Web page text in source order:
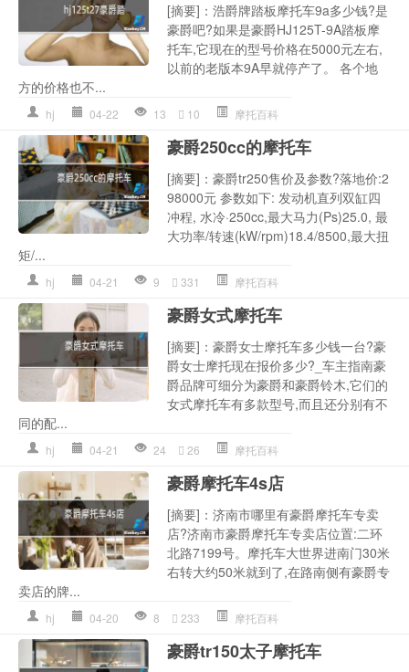
[摘要]：浩爵牌踏板摩托车9a多少钱?是
豪爵吧?如果是豪爵HJ125T-9A踏板摩
托车,它现在的型号价格在5000元左右,
以前的老版本9A早就停产了。 各个地
方的价格也不...
hj 04-22 13 10 摩托百科
豪爵250cc的摩托车
[摘要]：豪爵tr250售价及参数?落地价:2
98000元 参数如下: 发动机直列双缸四
冲程, 水冷·250cc,最大马力(Ps)25.0, 最
大功率/转速(kW/rpm)18.4/8500,最大扭
矩/...
hj 04-21 9 331 摩托百科
豪爵女式摩托车
[摘要]：豪爵女士摩托车多少钱一台?豪
爵女士摩托现在报价多少?_车主指南豪
爵品牌可细分为豪爵和豪爵铃木,它们的
女式摩托车有多款型号,而且还分别有不
同的配...
hj 04-21 24 26 摩托百科
豪爵摩托车4s店
[摘要]：济南市哪里有豪爵摩托车专卖
店?济南市豪爵摩托车专卖店位置:二环
北路7199号。摩托车大世界进南门30米
右转大约50米就到了,在路南侧有豪爵专
卖店的牌...
hj 04-20 8 233 摩托百科
豪爵tr150太子摩托车